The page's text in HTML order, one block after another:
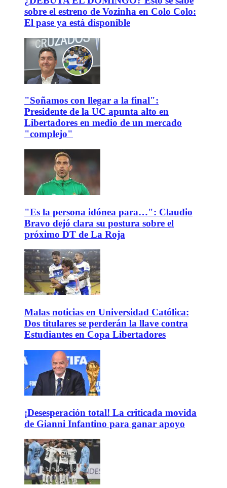
sobre el estreno de Vozinha en Colo Colo:
El pase ya está disponible
"Soñamos con llegar a la final":
Presidente de la UC apunta alto en
Libertadores en medio de un mercado
"complejo"
"Es la persona idónea para…": Claudio
Bravo dejó clara su postura sobre el
próximo DT de La Roja
Malas noticias en Universidad Católica:
Dos titulares se perderán la llave contra
Estudiantes en Copa Libertadores
¡Desesperación total! La criticada movida
de Gianni Infantino para ganar apoyo